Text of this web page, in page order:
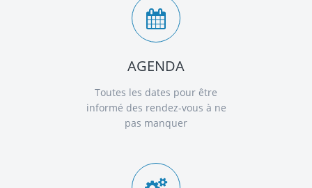
AGENDA
Toutes les dates pour être
informé des rendez-vous à ne
pas manquer